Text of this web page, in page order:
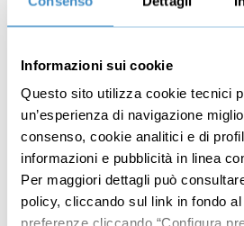
Informazioni sui cookie
Questo sito utilizza cookie tecnici
un’esperienza di navigazione
consenso, cookie analitici e di
informazioni e pubblicità in linea
Per maggiori dettagli può
policy, cliccando sul link in fondo
preferenze cliccando “Configura
6 Soggetti abilitati per
Insoluti da privati
Insoluti da Pubbliche
7 Documentazione e
debitori